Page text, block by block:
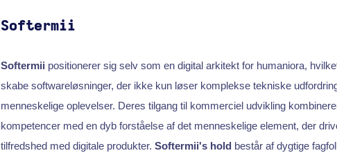
Softermii
Softermii positionerer sig selv som en digital arkitekt for humaniora,
skabe softwareløsninger, der ikke kun løser komplekse tekniske
menneskelige oplevelser. Deres tilgang til kommerciel udvikling
kompetencer med en dyb forståelse af det menneskelige element, der
tilfredshed med digitale produkter. Softermii's hold består af dygtige